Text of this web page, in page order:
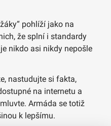
pohlíží jako na
že splní i standardy
nikdo asi nikdy nepošle
nastudujte si fakta,
na internetu a
Armáda se totiž
k lepšímu.